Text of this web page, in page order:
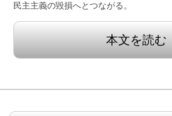
民主主義の毀損へとつながる。
本文を読む